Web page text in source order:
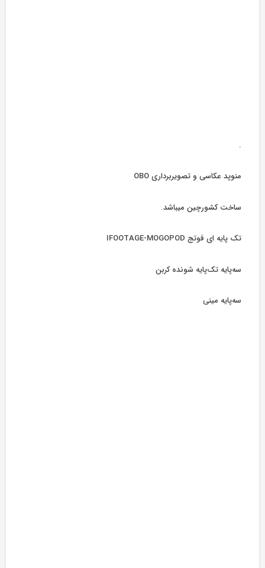
.
منوپد عکاسی و تصویربرداری OBO
ساخت کشورچین میباشد.
تک پایه ای فوتج IFOOTAGE-MOGOPOD
سه‌پایه تک‌پایه شونده کربن
سه‌پایه مینی